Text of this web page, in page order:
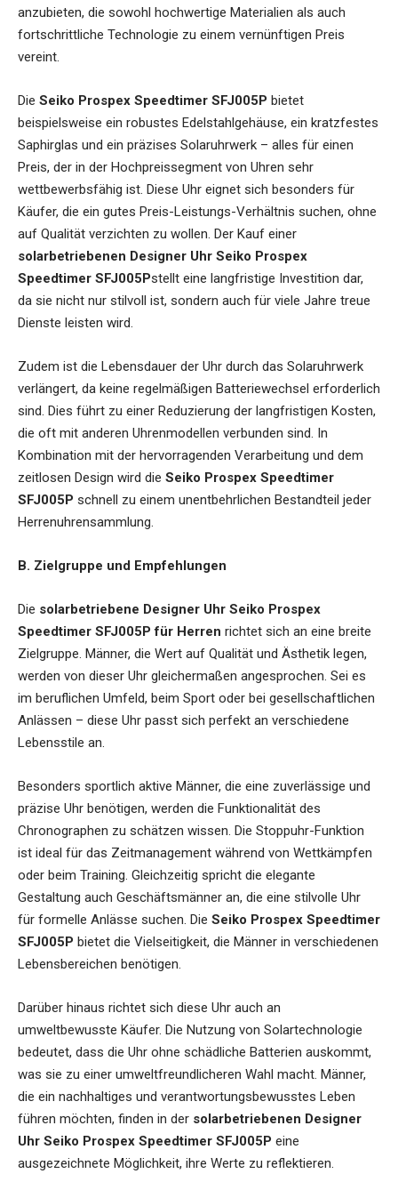
anzubieten, die sowohl hochwertige Materialien als auch
fortschrittliche Technologie zu einem vernünftigen Preis
vereint.
Die Seiko Prospex Speedtimer SFJ005P bietet
beispielsweise ein robustes Edelstahlgehäuse, ein kratzfestes
Saphirglas und ein präzises Solaruhrwerk – alles für einen
Preis, der in der Hochpreissegment von Uhren sehr
wettbewerbsfähig ist. Diese Uhr eignet sich besonders für
Käufer, die ein gutes Preis-Leistungs-Verhältnis suchen, ohne
auf Qualität verzichten zu wollen. Der Kauf einer
solarbetriebenen Designer Uhr Seiko Prospex
Speedtimer SFJ005Pstellt eine langfristige Investition dar,
da sie nicht nur stilvoll ist, sondern auch für viele Jahre treue
Dienste leisten wird.
Zudem ist die Lebensdauer der Uhr durch das Solaruhrwerk
verlängert, da keine regelmäßigen Batteriewechsel erforderlich
sind. Dies führt zu einer Reduzierung der langfristigen Kosten,
die oft mit anderen Uhrenmodellen verbunden sind. In
Kombination mit der hervorragenden Verarbeitung und dem
zeitlosen Design wird die Seiko Prospex Speedtimer
SFJ005P schnell zu einem unentbehrlichen Bestandteil jeder
Herrenuhrensammlung.
B. Zielgruppe und Empfehlungen
Die solarbetriebene Designer Uhr Seiko Prospex
Speedtimer SFJ005P für Herren richtet sich an eine breite
Zielgruppe. Männer, die Wert auf Qualität und Ästhetik legen,
werden von dieser Uhr gleichermaßen angesprochen. Sei es
im beruflichen Umfeld, beim Sport oder bei gesellschaftlichen
Anlässen – diese Uhr passt sich perfekt an verschiedene
Lebensstile an.
Besonders sportlich aktive Männer, die eine zuverlässige und
präzise Uhr benötigen, werden die Funktionalität des
Chronographen zu schätzen wissen. Die Stoppuhr-Funktion
ist ideal für das Zeitmanagement während von Wettkämpfen
oder beim Training. Gleichzeitig spricht die elegante
Gestaltung auch Geschäftsmänner an, die eine stilvolle Uhr
für formelle Anlässe suchen. Die Seiko Prospex Speedtimer
SFJ005P bietet die Vielseitigkeit, die Männer in verschiedenen
Lebensbereichen benötigen.
Darüber hinaus richtet sich diese Uhr auch an
umweltbewusste Käufer. Die Nutzung von Solartechnologie
bedeutet, dass die Uhr ohne schädliche Batterien auskommt,
was sie zu einer umweltfreundlicheren Wahl macht. Männer,
die ein nachhaltiges und verantwortungsbewusstes Leben
führen möchten, finden in der solarbetriebenen Designer
Uhr Seiko Prospex Speedtimer SFJ005P eine
ausgezeichnete Möglichkeit, ihre Werte zu reflektieren.